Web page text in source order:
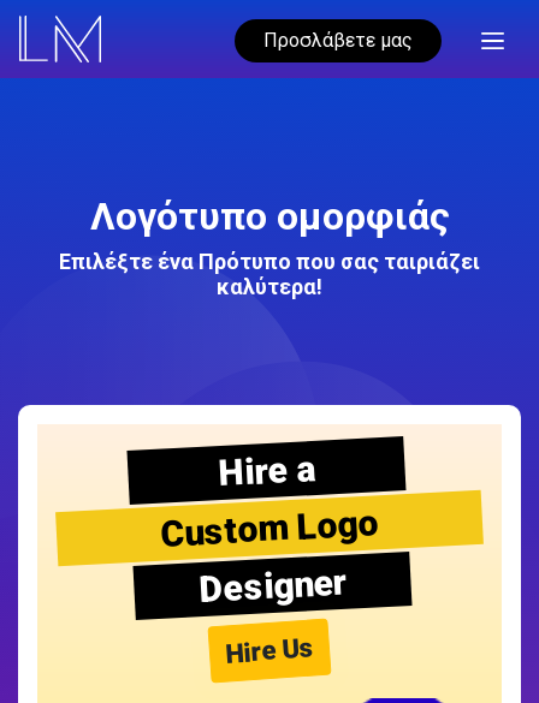
Προσλάβετε μας
Λογότυπο ομορφιάς
Επιλέξτε ένα Πρότυπο που σας ταιριάζει
καλύτερα!
Hire a
Custom Logo
Designer
Hire Us